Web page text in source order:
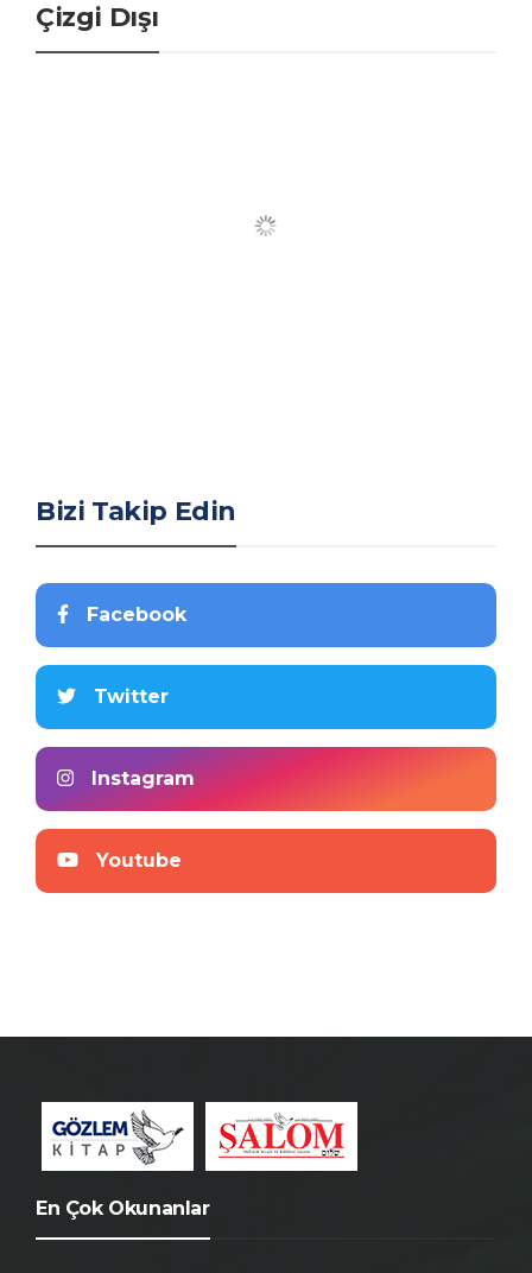
Çizgi Dışı
Bizi Takip Edin
Facebook
Twitter
Instagram
Youtube
En Çok Okunanlar